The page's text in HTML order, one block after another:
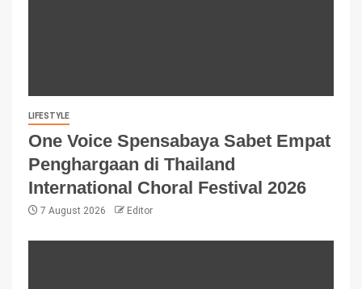
LIFESTYLE
One Voice Spensabaya Sabet Empat
Penghargaan di Thailand
International Choral Festival 2026
7 August 2026 Editor